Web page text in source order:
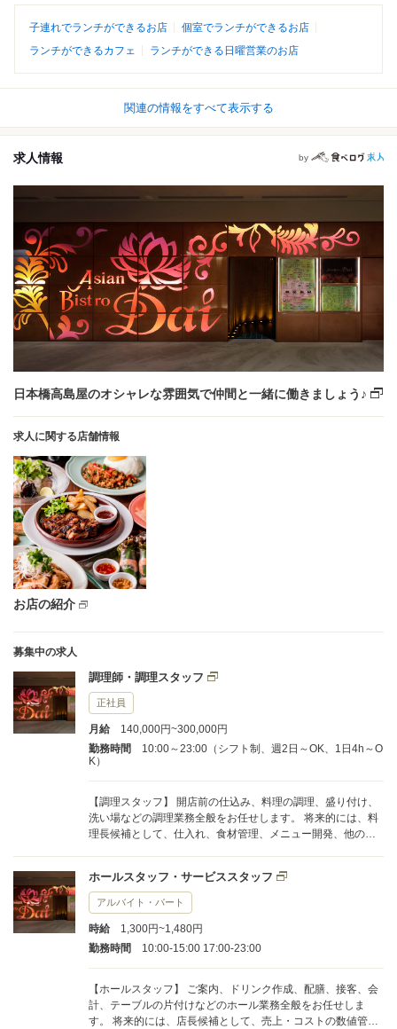
子連れでランチができるお店
個室でランチができるお店
ランチができるカフェ
ランチができる日曜営業のお店
関連の情報をすべて表示する
求人情報 by
日本橋高島屋のオシャレな雰囲気で仲間と一緒に働きましょう♪
求人に関する店舗情報
お店の紹介
募集中の求人
調理師・調理スタッフ
正社員
月給
140,000円~300,000円
勤務時間
10:00～23:00（シフト制、週2日～OK、1日4h～O
K）
【調理スタッフ】 開店前の仕込み、料理の調理、盛り付け、
洗い場などの調理業務全般をお任せします。 将来的には、料
理長候補として、仕入れ、食材管理、メニュー開発、他の調
ホールスタッフ・サービススタッフ
アルバイト・パート
時給
1,300円~1,480円
勤務時間
10:00-15:00 17:00-23:00
【ホールスタッフ】 ご案内、ドリンク作成、配膳、接客、会
計、テーブルの片付けなどのホール業務全般をお任せしま
す。 将来的には、店長候補として、売上・コストの数値管